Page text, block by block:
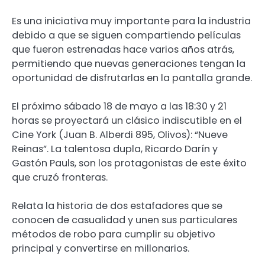
Es una iniciativa muy importante para la industria
debido a que se siguen compartiendo películas
que fueron estrenadas hace varios años atrás,
permitiendo que nuevas generaciones tengan la
oportunidad de disfrutarlas en la pantalla grande.
El próximo sábado 18 de mayo a las 18:30 y 21
horas se proyectará un clásico indiscutible en el
Cine York (Juan B. Alberdi 895, Olivos): “Nueve
Reinas”. La talentosa dupla, Ricardo Darín y
Gastón Pauls, son los protagonistas de este éxito
que cruzó fronteras.
Relata la historia de dos estafadores que se
conocen de casualidad y unen sus particulares
métodos de robo para cumplir su objetivo
principal y convertirse en millonarios.